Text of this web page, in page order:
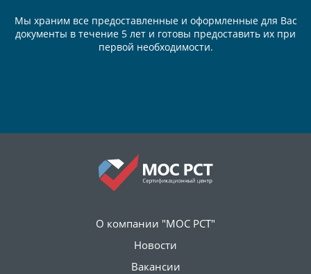
Мы храним все предоставленные и оформленные для Вас
документы в течение 5 лет и готовы предоставить их при
первой необходимости.
О компании "МОС РСТ"
Новости
Вакансии